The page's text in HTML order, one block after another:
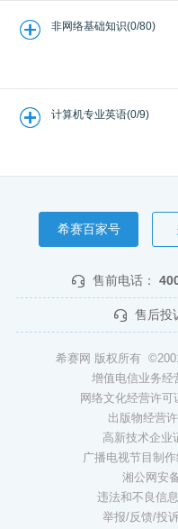
非网络基础知识(0/80)
计算机专业英语(0/9)
希赛百家号
售前电话：
售后投
希赛网 版权所有
增值电信业务经
网络文化经营许可
出版物经营
高新技术企业
广播电视节目制
湘公网安
违法和不良信
举报/反馈/投